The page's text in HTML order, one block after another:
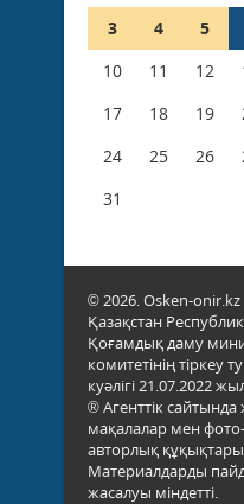
3
4 5
10
11 12
17
18 19
24
25 26
31
© 2026. Osken-onir.kz
Қазақстан
Қоғамдық даму
комитетінің тіркеу
куәлігі 21.07.2022
® Агенттік
мақалалар мен
авторлық
Материалдарды
жасалуы міндетті.